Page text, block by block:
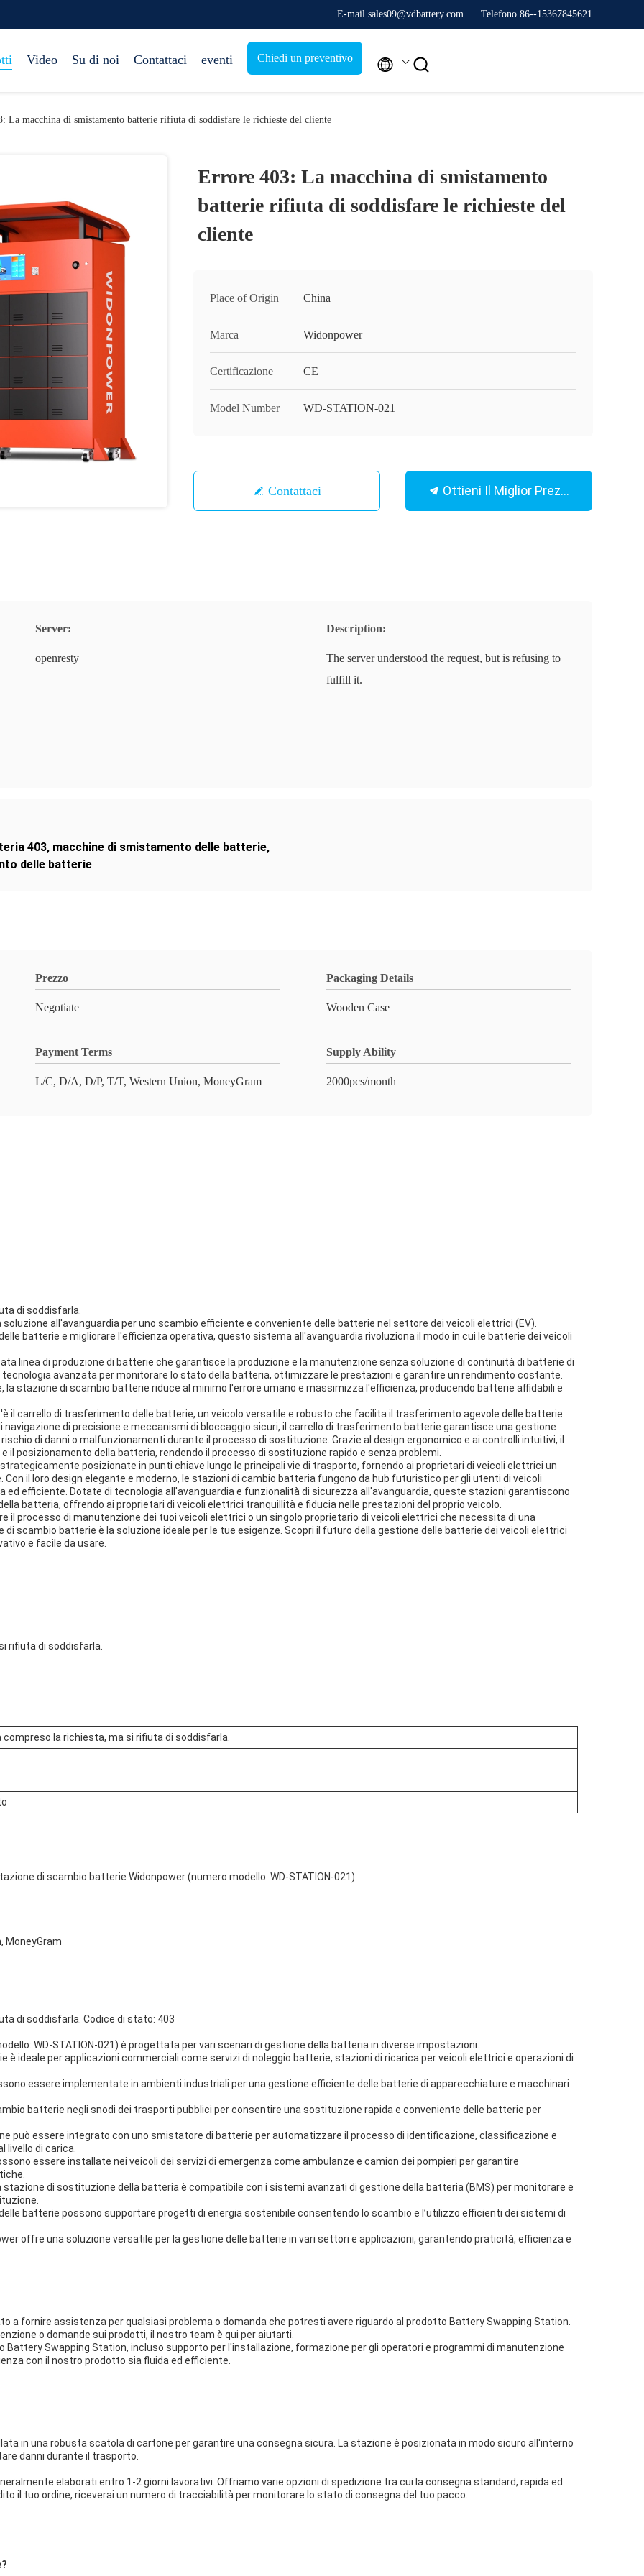
E-mail sales09@vdbattery.com Telefono 86--15367845621
Video Su di noi Contattaci eventi Chiedi un preventivo  
La macchina di smistamento batterie rifiuta di soddisfare le richieste del cliente
Errore 403: La macchina di smistamento
batterie rifiuta di soddisfare le richieste del
cliente
Place of Origin China
Marca Widonpower
Certificazione CE
Model Number WD-STATION-021
Contattaci Ottieni Il Miglior Prezzo
Server:
openresty
Description:
The server understood the request, but is refusing to
fulfill it.
403, macchine di smistamento delle batterie,
delle batterie
Prezzo
Negotiate
Packaging Details
Wooden Case
Payment Terms
L/C, D/A, D/P, T/T, Western Union, MoneyGram
Supply Ability
2000pcs/month
di soddisfarla.
all'avanguardia per uno scambio efficiente e conveniente delle batterie nel settore dei veicoli elettrici (EV).
batterie e migliorare l'efficienza operativa, questo sistema all'avanguardia rivoluziona il modo in cui le batterie dei veicoli
linea di produzione di batterie che garantisce la produzione e la manutenzione senza soluzione di continuità di batterie di
avanzata per monitorare lo stato della batteria, ottimizzare le prestazioni e garantire un rendimento costante.
stazione di scambio batterie riduce al minimo l'errore umano e massimizza l'efficienza, producendo batterie affidabili e
il carrello di trasferimento delle batterie, un veicolo versatile e robusto che facilita il trasferimento agevole delle batterie
di precisione e meccanismi di bloccaggio sicuri, il carrello di trasferimento batterie garantisce una gestione
di danni o malfunzionamenti durante il processo di sostituzione. Grazie al design ergonomico e ai controlli intuitivi, il
posizionamento della batteria, rendendo il processo di sostituzione rapido e senza problemi.
posizionate in punti chiave lungo le principali vie di trasporto, fornendo ai proprietari di veicoli elettrici un
il loro design elegante e moderno, le stazioni di cambio batteria fungono da hub futuristico per gli utenti di veicoli
efficiente. Dotate di tecnologia all'avanguardia e funzionalità di sicurezza all'avanguardia, queste stazioni garantiscono
batteria, offrendo ai proprietari di veicoli elettrici tranquillità e fiducia nelle prestazioni del proprio veicolo.
il processo di manutenzione dei tuoi veicoli elettrici o un singolo proprietario di veicoli elettrici che necessita di una
scambio batterie è la soluzione ideale per le tue esigenze. Scopri il futuro della gestione delle batterie dei veicoli elettrici
e facile da usare.
rifiuta di soddisfarla.
compreso la richiesta, ma si rifiuta di soddisfarla.
di scambio batterie Widonpower (numero modello: WD-STATION-021)
MoneyGram
di soddisfarla. Codice di stato: 403
WD-STATION-021) è progettata per vari scenari di gestione della batteria in diverse impostazioni.
ideale per applicazioni commerciali come servizi di noleggio batterie, stazioni di ricarica per veicoli elettrici e operazioni di
essere implementate in ambienti industriali per una gestione efficiente delle batterie di apparecchiature e macchinari
batterie negli snodi dei trasporti pubblici per consentire una sostituzione rapida e conveniente delle batterie per
può essere integrato con uno smistatore di batterie per automatizzare il processo di identificazione, classificazione e
livello di carica.
essere installate nei veicoli dei servizi di emergenza come ambulanze e camion dei pompieri per garantire
di sostituzione della batteria è compatibile con i sistemi avanzati di gestione della batteria (BMS) per monitorare e
batterie possono supportare progetti di energia sostenibile consentendo lo scambio e l’utilizzo efficienti dei sistemi di
offre una soluzione versatile per la gestione delle batterie in vari settori e applicazioni, garantendo praticità, efficienza e
a fornire assistenza per qualsiasi problema o domanda che potresti avere riguardo al prodotto Battery Swapping Station.
o domande sui prodotti, il nostro team è qui per aiutarti.
Swapping Station, incluso supporto per l'installazione, formazione per gli operatori e programmi di manutenzione
con il nostro prodotto sia fluida ed efficiente.
in una robusta scatola di cartone per garantire una consegna sicura. La stazione è posizionata in modo sicuro all'interno
danni durante il trasporto.
elaborati entro 1-2 giorni lavorativi. Offriamo varie opzioni di spedizione tra cui la consegna standard, rapida ed
il tuo ordine, riceverai un numero di tracciabilità per monitorare lo stato di consegna del tuo pacco.